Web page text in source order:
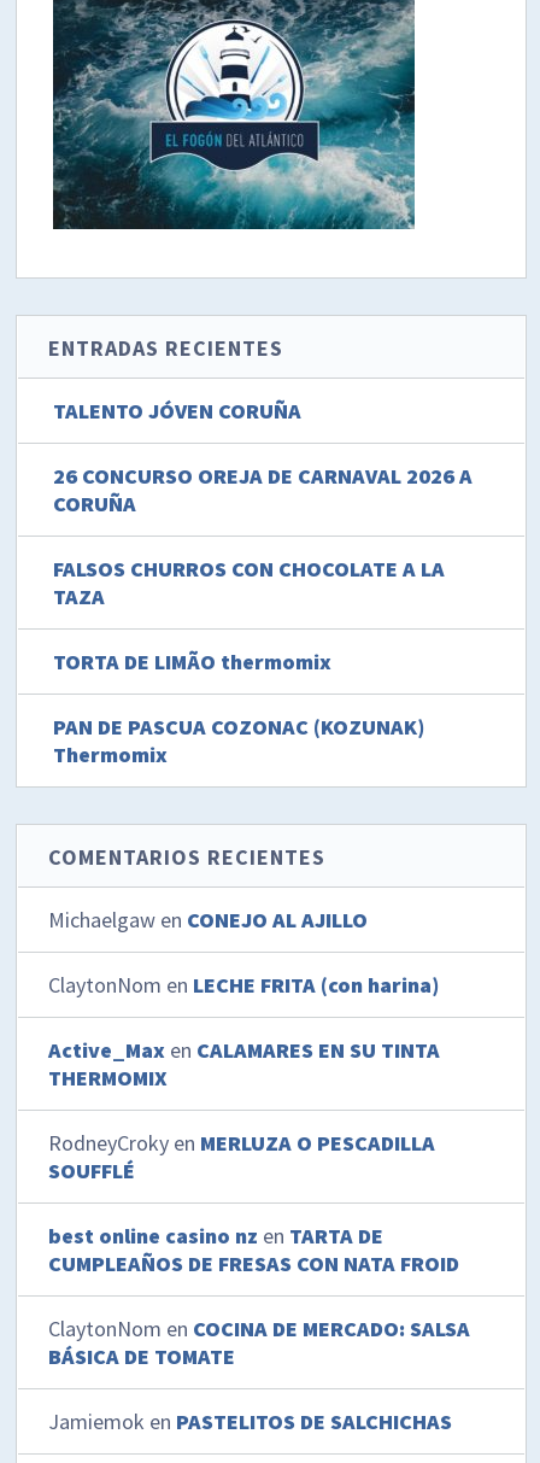
ENTRADAS RECIENTES
TALENTO JÓVEN CORUÑA
26 CONCURSO OREJA DE CARNAVAL 2026 A
CORUÑA
FALSOS CHURROS CON CHOCOLATE A LA
TAZA
TORTA DE LIMÃO thermomix
PAN DE PASCUA COZONAC (KOZUNAK)
Thermomix
COMENTARIOS RECIENTES
Michaelgaw en CONEJO AL AJILLO
ClaytonNom en LECHE FRITA (con harina)
Active_Max en CALAMARES EN SU TINTA
THERMOMIX
RodneyCroky en MERLUZA O PESCADILLA
SOUFFLÉ
best online casino nz en TARTA DE
CUMPLEAÑOS DE FRESAS CON NATA FROID
ClaytonNom en COCINA DE MERCADO: SALSA
BÁSICA DE TOMATE
Jamiemok en PASTELITOS DE SALCHICHAS